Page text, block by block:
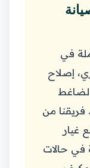
في
إصلاح
من
غيار
في حالات